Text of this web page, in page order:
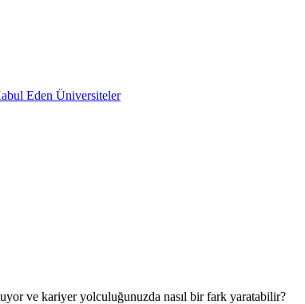
Eden Üniversiteler
ve kariyer yolculuğunuzda nasıl bir fark yaratabilir?